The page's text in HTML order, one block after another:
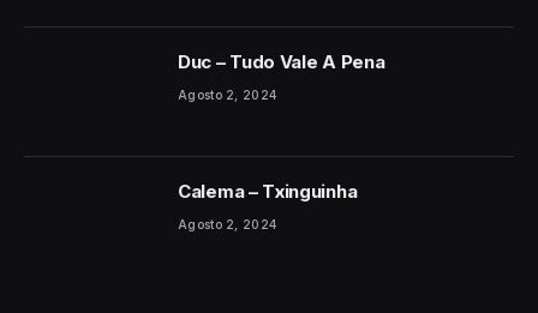
Duc – Tudo Vale A Pena
Agosto 2, 2024
Calema – Txinguinha
Agosto 2, 2024